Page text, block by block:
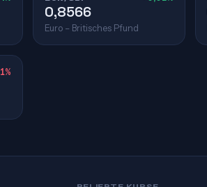
0,8566
Euro – Britisches Pfund